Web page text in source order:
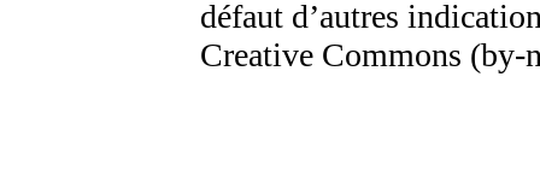
défaut d’autres
Creative Commons (by-